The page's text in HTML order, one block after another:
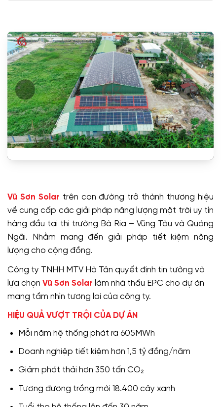
Vũ Sơn Solar trên con đường trở thành thương hiệu
về cung cấp các giải pháp năng lượng mặt trời uy tín
hàng đầu tại thị trường Bà Rịa – Vũng Tàu và Quảng
Ngãi. Nhằm mang đến giải pháp tiết kiệm năng
lượng cho cộng đồng.
Công ty TNHH MTV Hà Tân quyết định tin tưởng và
lựa chọn Vũ Sơn Solar làm nhà thầu EPC cho dự án
mang tầm nhìn tương lai của công ty.
HIỆU QUẢ VƯỢT TRỘI CỦA DỰ ÁN
Mỗi năm hệ thống phát ra 605MWh
Doanh nghiệp tiết kiệm hơn 1,5 tỷ đồng/năm
Giảm phát thải hơn 350 tấn CO₂
Tương đương trồng mới 18.400 cây xanh